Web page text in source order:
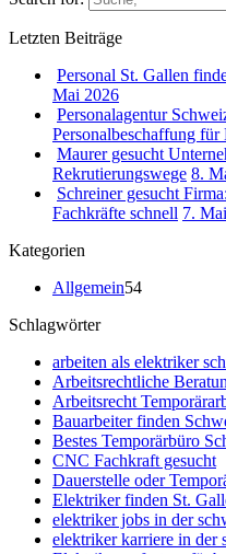
Letzten Beiträge
Personal St. Gallen
Mai 2026
Personalagentur
Personalbeschaffung
Maurer gesucht
Rekrutierungswege 8.
Schreiner gesucht
Fachkräfte schnell 7.
Kategorien
Allgemein54
Schlagwörter
arbeiten als elektriker
Arbeitsrechtliche
Arbeitsrecht
Bauarbeiter finden
Bestes Temporärbüro
CNC Fachkraft gesucht
Dauerstelle oder
Elektriker finden St.
elektriker jobs in der
elektriker karriere in der